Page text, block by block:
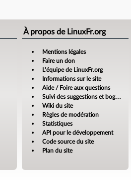
À propos de LinuxFr.org
Mentions légales
Faire un don
L’équipe de LinuxFr.org
Informations sur le site
Aide / Foire aux questions
Suivi des suggestions et bogues
Wiki du site
Règles de modération
Statistiques
API pour le développement
Code source du site
Plan du site